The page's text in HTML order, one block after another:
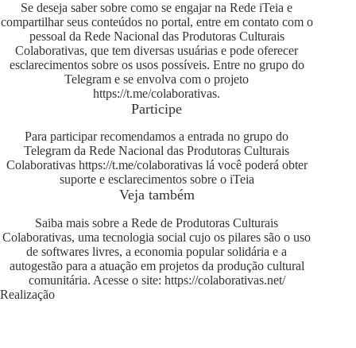
Se deseja saber sobre como se engajar na Rede iTeia e
compartilhar seus conteúdos no portal, entre em contato com o
pessoal da Rede Nacional das Produtoras Culturais
Colaborativas, que tem diversas usuárias e pode oferecer
esclarecimentos sobre os usos possíveis. Entre no grupo do
Telegram e se envolva com o projeto
https://t.me/colaborativas.
Participe
Para participar recomendamos a entrada no grupo do
Telegram da Rede Nacional das Produtoras Culturais
Colaborativas https://t.me/colaborativaslá você poderá obter
suporte e esclarecimentos sobre o iTeia
Veja também
Saiba mais sobre a Rede de Produtoras Culturais
Colaborativas, uma tecnologia social cujo os pilares são o uso
de softwares livres, a economia popular solidária e a
autogestão para a atuação em projetos da produção cultural
comunitária. Acesse o site: https://colaborativas.net/
Realização